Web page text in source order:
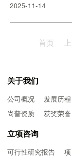
险识别、风险分
019版)》等国家
阶段是指对照国
判别项目是否存
2025-11-14
首页
关于我们
公司概况 发展历程
尚普资质
获奖荣誉
立项咨询
可行性研究报告